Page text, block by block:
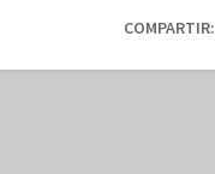
COMPARTIR: